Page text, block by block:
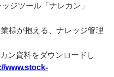
ジツール「ナレカン」
様が抱える、ナレッジ管理
ン資料をダウンロードし
www.stock-